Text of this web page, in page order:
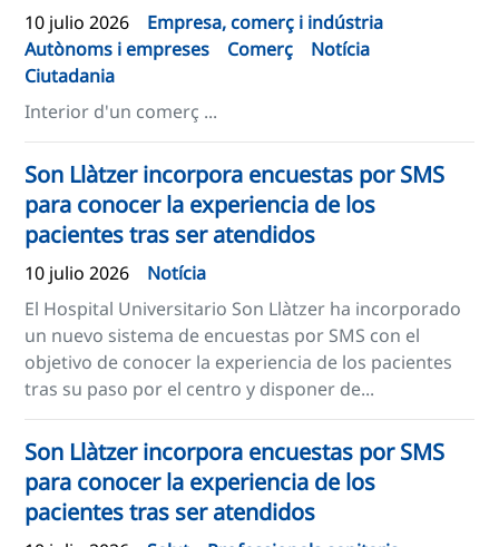
10 julio 2026
Empresa, comerç i indústria
Autònoms i empreses
Comerç
Notícia
Ciutadania
Interior d'un comerç ...
Son Llàtzer incorpora encuestas por SMS
para conocer la experiencia de los
pacientes tras ser atendidos
10 julio 2026
Notícia
El Hospital Universitario Son Llàtzer ha incorporado
un nuevo sistema de encuestas por SMS con el
objetivo de conocer la experiencia de los pacientes
tras su paso por el centro y disponer de...
​​Son Llàtzer incorpora encuestas por SMS
para conocer la experiencia de los
pacientes tras ser atendidos